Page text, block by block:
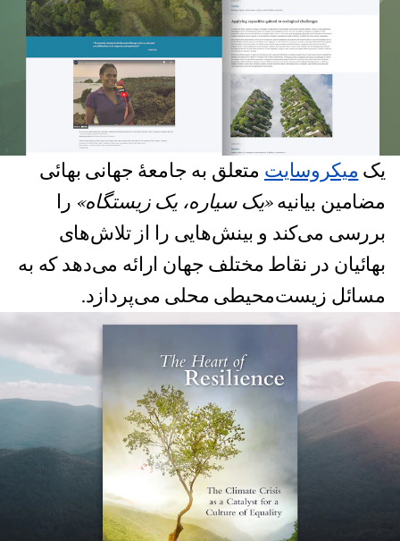
یک میکروسایت متعلق به جامعهٔ جهانی بهائی
مضامین بیانیه«یک سیاره، یک زیستگاه» را
بررسی می‌کند و بینش‌هایی را از تلاش‌های
بهائیان در نقاط مختلف جهان ارائه می‌دهد که به
مسائل زیست‌محیطی محلی می‌پردازد.